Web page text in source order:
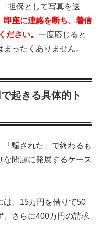
担保として写真を送
即座に連絡を断ち、着信
ださい。 一度応じると
ったくありません。
起きる具体的ト
「騙された」で終わるも
な問題に発展するケース
は、15万円を借りて50
、さらに400万円の請求